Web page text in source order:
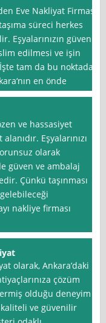
Eve Nakliyat Firması
süreci herkes
güvenli
edilmesi ve işin
tam da bu noktada
en önde
ve hassasiyet
Eşyalarınızı
olarak
güven ve ambalaj
Çünkü taşınması
nakliye firması
olarak, Ankara’daki
çözüm
olduğu deneyim
ve güvenilir